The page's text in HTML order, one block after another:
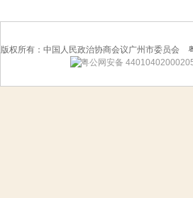
版权所有：中国人民政治协商会议广州市委员会
粤公网安备